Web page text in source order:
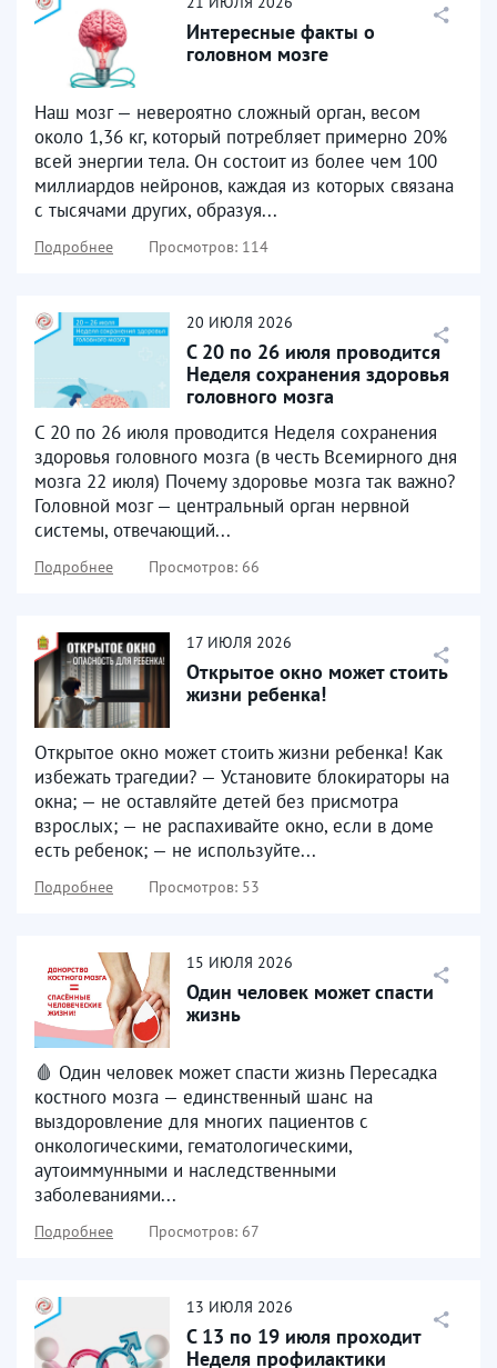
Интересные факты о
головном мозге
Наш мозг — невероятно сложный орган, весом
около 1,36 кг, который потребляет примерно 20%
всей энергии тела. Он состоит из более чем 100
миллиардов нейронов, каждая из которых связана
с тысячами других, образуя...
Подробнее Просмотров: 114
20 ИЮЛЯ 2026
С 20 по 26 июля проводится
Неделя сохранения здоровья
головного мозга
С 20 по 26 июля проводится Неделя сохранения
здоровья головного мозга (в честь Всемирного дня
мозга 22 июля) Почему здоровье мозга так важно?
Головной мозг — центральный орган нервной
системы, отвечающий...
Подробнее Просмотров: 66
17 ИЮЛЯ 2026
Открытое окно может стоить
жизни ребенка!
Открытое окно может стоить жизни ребенка! Как
избежать трагедии? — Установите блокираторы на
окна; — не оставляйте детей без присмотра
взрослых; — не распахивайте окно, если в доме
есть ребенок; — не используйте...
Подробнее Просмотров: 53
15 ИЮЛЯ 2026
Один человек может спасти
жизнь
🩸 Один человек может спасти жизнь Пересадка
костного мозга — единственный шанс на
выздоровление для многих пациентов с
онкологическими, гематологическими,
аутоиммунными и наследственными
заболеваниями...
Подробнее Просмотров: 67
13 ИЮЛЯ 2026
С 13 по 19 июля проходит
Неделя профилактики